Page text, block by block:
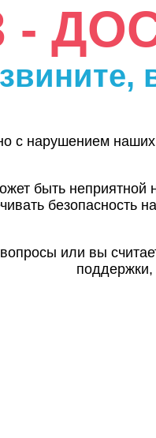
-
с нарушением
быть неприятной
безопасность
или вы
поддержки,